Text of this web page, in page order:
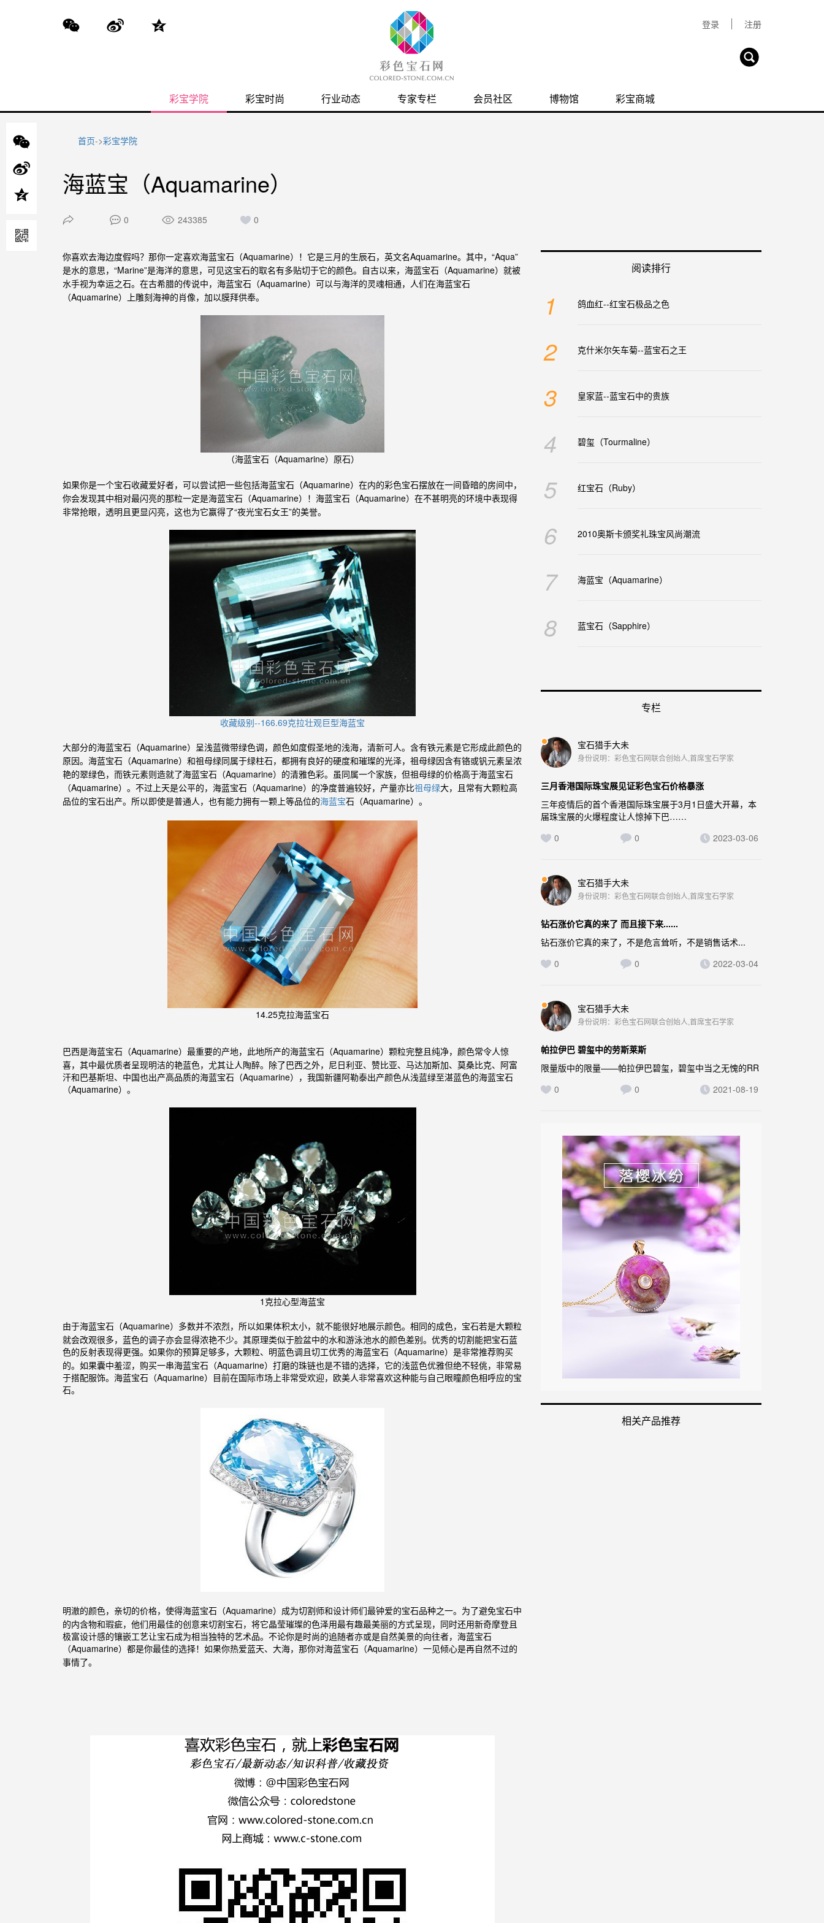
登录 注册
彩宝学院 彩宝时尚 行业动态 专家专栏 会员社区 博物馆 彩宝商城
首页->彩宝学院
海蓝宝（Aquamarine）
0 243385 0
你喜欢去海边度假吗？那你一定喜欢海蓝宝石（Aquamarine）！它是三月的生辰石，英文名Aquamarine。其中，“Aqua”
是水的意思，“Marine”是海洋的意思，可见这宝石的取名有多贴切于它的颜色。自古以来， 海蓝宝石（Aquamarine）就被
水手视为幸运之石。在古希腊的传说中， 海蓝宝石（Aquamarine）可以与海洋的灵魂相通，人们在海蓝宝石
（Aquamarine）上雕刻海神的肖像，加以膜拜供奉。
（海蓝宝石（Aquamarine）原石）
如果你是一个宝石收藏爱好者，可以尝试把一些包括海蓝宝石（Aquamarine）在内的彩色宝石摆放在一间昏暗的房间中，
你会发现其中相对最闪亮的那粒一定是海蓝宝石（Aquamarine）！ 海蓝宝石（Aquamarine）在不甚明亮的环境中表现得
非常抢眼，透明且更显闪亮，这也为它赢得了“夜光宝石女王”的美誉。
收藏级别--166.69克拉壮观巨型海蓝宝
大部分的海蓝宝石（Aquamarine）呈浅蓝微带绿色调，颜色如度假圣地的浅海，清新可人。含有铁元素是它形成此颜色的
原因。 海蓝宝石（Aquamarine）和祖母绿同属于绿柱石，都拥有良好的硬度和璀璨的光泽，祖母绿因含有铬或钒元素呈浓
艳的翠绿色，而铁元素则造就了海蓝宝石（Aquamarine）的清雅色彩。虽同属一个家族，但祖母绿的价格高于海蓝宝石
（Aquamarine）。不过上天是公平的， 海蓝宝石（Aquamarine）的净度普遍较好，产量亦比祖母绿大，且常有大颗粒高
品位的宝石出产。所以即使是普通人，也有能力拥有一颗上等品位的海蓝宝石（Aquamarine）。
14.25克拉海蓝宝石
巴西是海蓝宝石（Aquamarine）最重要的产地，此地所产的海蓝宝石（Aquamarine）颗粒完整且纯净，颜色常令人惊
喜，其中最优质者呈现明洁的艳蓝色，尤其让人陶醉。除了巴西之外，尼日利亚、赞比亚、马达加斯加、莫桑比克、阿富
汗和巴基斯坦、中国也出产高品质的海蓝宝石（Aquamarine），我国新疆阿勒泰出产颜色从浅蓝绿至湛蓝色的海蓝宝石
（Aquamarine）。
1克拉心型海蓝宝
由于海蓝宝石（Aquamarine）多数并不浓烈，所以如果体积太小，就不能很好地展示颜色。相同的成色，宝石若是大颗粒
就会改观很多，蓝色的调子亦会显得浓艳不少。其原理类似于脸盆中的水和游泳池水的颜色差别。优秀的切割能把宝石蓝
色的反射表现得更强。如果你的预算足够多，大颗粒、明蓝色调且切工优秀的海蓝宝石（Aquamarine）是非常推荐购买
的。如果囊中羞涩，购买一串海蓝宝石（Aquamarine）打磨的珠链也是不错的选择，它的浅蓝色优雅但绝不轻佻，非常易
于搭配服饰。海蓝宝石（Aquamarine）目前在国际市场上非常受欢迎，欧美人非常喜欢这种能与自己眼瞳颜色相呼应的宝
石。
明澈的颜色，亲切的价格，使得海蓝宝石（Aquamarine）成为切割师和设计师们最钟爱的宝石品种之一。为了避免宝石中
的内含物和瑕疵，他们用最佳的创意来切割宝石，将它晶莹璀璨的色泽用最有趣最美丽的方式呈现，同时还用新奇摩登且
极富设计感的镶嵌工艺让宝石成为相当独特的艺术品。不论你是时尚的追随者亦或是自然美景的向往者，海蓝宝石
（Aquamarine）都是你最佳的选择！如果你热爱蓝天、大海，那你对海蓝宝石（Aquamarine）一见倾心是再自然不过的
事情了。
阅读排行
1 鸽血红--红宝石极品之色
2 克什米尔矢车菊--蓝宝石之王
3 皇家蓝--蓝宝石中的贵族
4 碧玺（Tourmaline）
5 红宝石（Ruby）
6 2010奥斯卡颁奖礼珠宝风尚潮流
7 海蓝宝（Aquamarine）
8 蓝宝石（Sapphire）
专栏
宝石猎手大未
身份说明：彩色宝石网联合创始人,首席宝石学家
三月香港国际珠宝展见证彩色宝石价格暴涨
三年疫情后的首个香港国际珠宝展于3月1日盛大开幕，本
届珠宝展的火爆程度让人惊掉下巴……
0
0 2023-03-06
宝石猎手大未
身份说明：彩色宝石网联合创始人,首席宝石学家
钻石涨价它真的来了 而且接下来......
钻石涨价它真的来了，不是危言耸听，不是销售话术...
0
0 2022-03-04
宝石猎手大未
身份说明：彩色宝石网联合创始人,首席宝石学家
帕拉伊巴 碧玺中的劳斯莱斯
限量版中的限量——帕拉伊巴碧玺，碧玺中当之无愧的RR
0
0 2021-08-19
相关产品推荐